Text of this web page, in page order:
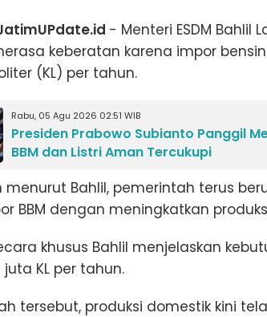
- Menteri ESDM
keberatan karena impor
(KL) per tahun.
Rabu, 05 Agu 2026 02:51 WIB
Presiden Prabowo Subianto Panggil
BBM dan Listri Aman Tercukupi
menurut Bahlil, pemerintah terus
BBM dengan meningkatkan
khusus Bahlil menjelaskan
KL per tahun.
tersebut, produksi domestik kini